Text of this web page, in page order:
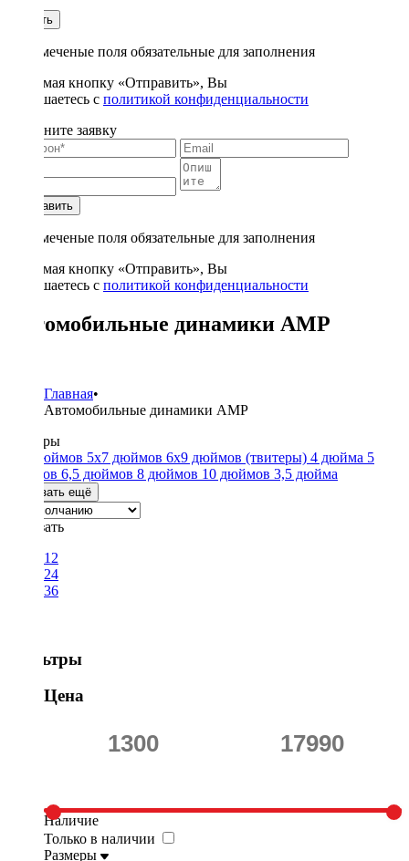
Купить
* - отмеченые поля обязательные для заполнения
Нажимая кнопку «Отправить», Вы
соглашаетесь с политикой конфиденциальности
Заполните заявку
Отправить
* - отмеченые поля обязательные для заполнения
Нажимая кнопку «Отправить», Вы
соглашаетесь с политикой конфиденциальности
Автомобильные динамики AMP
Главная•
Автомобильные динамики AMP
Размеры
4x6 дюймов 5x7 дюймов 6x9 дюймов (твитеры) 4 дюйма 5
дюймов 6,5 дюймов 8 дюймов 10 дюймов 3,5 дюйма
Показать ещё
Показать
12
24
36
Фильтры
Цена
Наличие
Только в наличии
Размеры